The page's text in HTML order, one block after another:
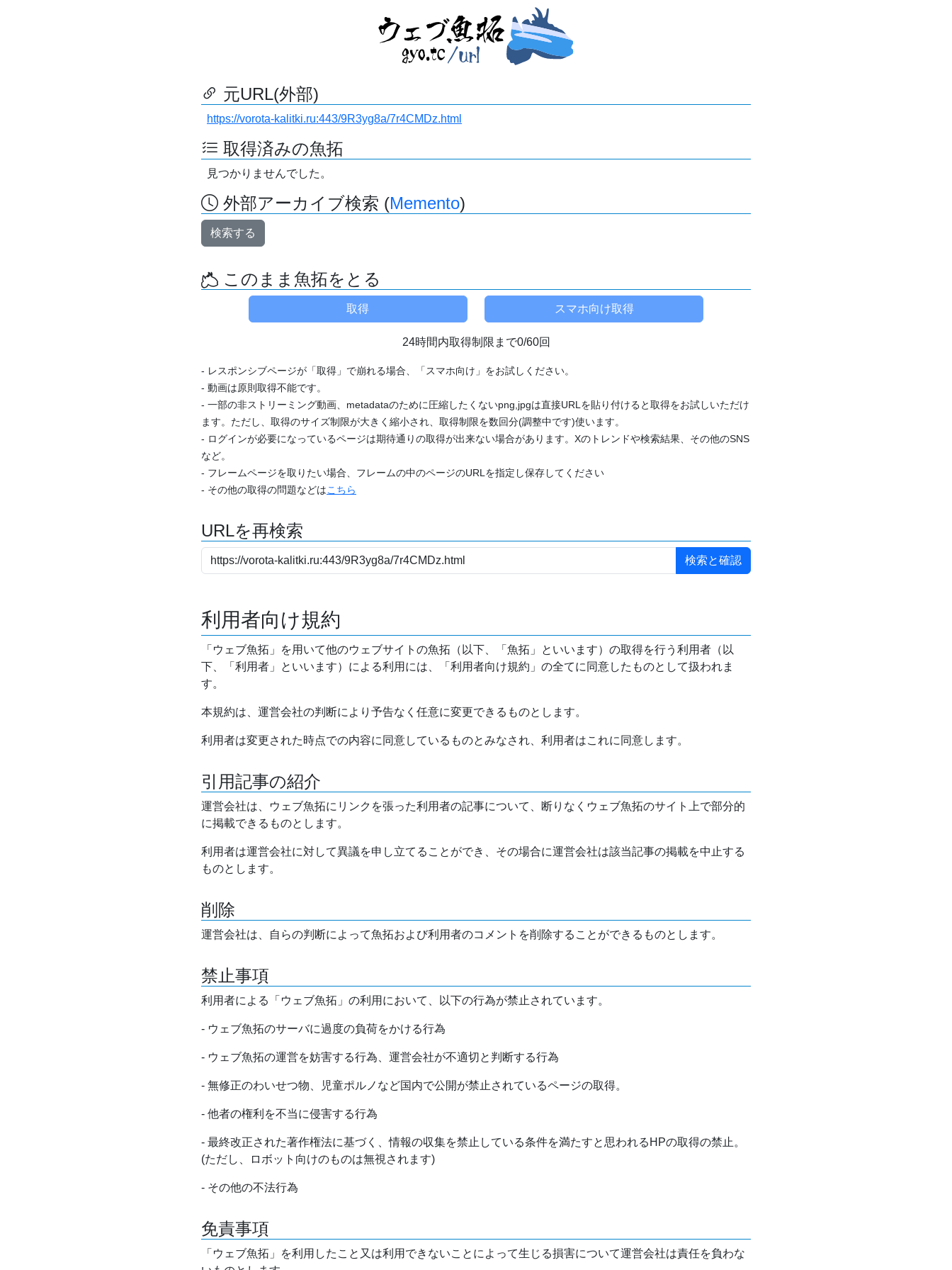
元URL(外部)
https://vorota-kalitki.ru:443/9R3yg8a/7r4CMDz.html
取得済みの魚拓
見つかりませんでした。
外部アーカイブ検索 (Memento)
検索する
このまま魚拓をとる
24時間内取得制限まで0/60回
- レスポンシブページが「取得」で崩れる場合、「スマホ向け」をお試しください。
- 動画は原則取得不能です。
- 一部の非ストリーミング動画、metadataのために圧縮したくないpng,jpgは直接URLを貼り付けると取得をお試しいただけ
ます。ただし、取得のサイズ制限が大きく縮小され、取得制限を数回分(調整中です)使います。
- ログインが必要になっているページは期待通りの取得が出来ない場合があります。Xのトレンドや検索結果、その他のSNS
など。
- フレームページを取りたい場合、フレームの中のページのURLを指定し保存してください
- その他の取得の問題などはこちら
URLを再検索
利用者向け規約
「ウェブ魚拓」を用いて他のウェブサイトの魚拓（以下、「魚拓」といいます）の取得を行う利用者（以
下、「利用者」といいます）による利用には、「利用者向け規約」の全てに同意したものとして扱われま
す。
本規約は、運営会社の判断により予告なく任意に変更できるものとします。
利用者は変更された時点での内容に同意しているものとみなされ、利用者はこれに同意します。
引用記事の紹介
運営会社は、ウェブ魚拓にリンクを張った利用者の記事について、断りなくウェブ魚拓のサイト上で部分的
に掲載できるものとします。
利用者は運営会社に対して異議を申し立てることができ、その場合に運営会社は該当記事の掲載を中止する
ものとします。
削除
運営会社は、自らの判断によって魚拓および利用者のコメントを削除することができるものとします。
禁止事項
利用者による「ウェブ魚拓」の利用において、以下の行為が禁止されています。
- ウェブ魚拓のサーバに過度の負荷をかける行為
- ウェブ魚拓の運営を妨害する行為、運営会社が不適切と判断する行為
- 無修正のわいせつ物、児童ポルノなど国内で公開が禁止されているページの取得。
- 他者の権利を不当に侵害する行為
- 最終改正された著作権法に基づく、情報の収集を禁止している条件を満たすと思われるHPの取得の禁止。
(ただし、ロボット向けのものは無視されます)
- その他の不法行為
免責事項
「ウェブ魚拓」を利用したこと又は利用できないことによって生じる損害について運営会社は責任を負わな